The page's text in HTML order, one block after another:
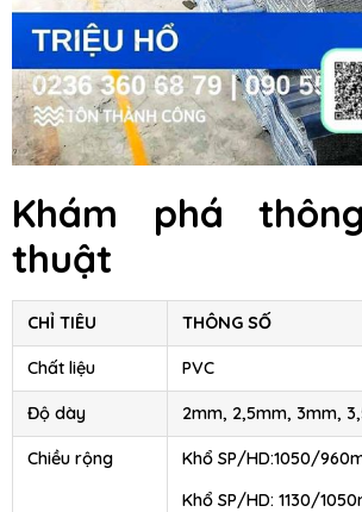
Khám phá
thuật
CHỈ TIÊU THÔNG SỐ
Chất liệu PVC
Độ dày 2mm, 2,5mm, 3mm,
Chiều rộng
Khổ SP/HD:1050/
Khổ SP/HD: 1130/